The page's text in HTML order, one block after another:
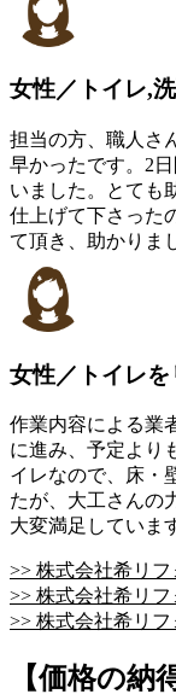
女性／トイレ,
担当の方、職人さ
早かったです。2
いました。とても
仕上げて下さった
て頂き、助かりま
女性／トイレを
作業内容による業
に進み、予定より
イレなので、床・
たが、大工さんの
大変満足していま
>> 株式会社希リ
>> 株式会社希リ
>> 株式会社希リ
【価格の納